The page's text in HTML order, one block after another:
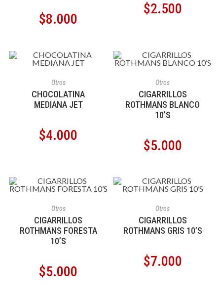
$8.000
$2.500
Otros
CHOCOLATINA
MEDIANA JET
$4.000
Otros
CIGARRILLOS
ROTHMANS BLANCO
10’S
$5.000
Otros
CIGARRILLOS
ROTHMANS FORESTA
10’S
$5.000
Otros
CIGARRILLOS
ROTHMANS GRIS 10’S
$7.000